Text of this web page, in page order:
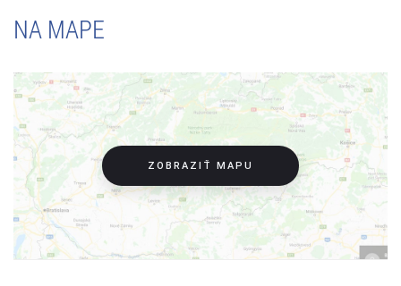
v sále. Mnohé z nich z predchádzajúceho
a odhodlaním vytvoriť neopakovateľný zážitok z tohto predstavenia.
Všetky protagonistky tejto inscenácie sú originálne a nezameniteľné
osobnosti. Ženy s veľkým srdcom!
Divadelný menopauzový ošiaľ pohltí každého. A predovšetkým toho,
kto to najmenej čaká. Tešíme sa na vás!
hrajú: Zuzana Tlučková / Dagmar Sanitrová, Gizela Oňová / Ľudmila
Lukačíková, Jana Valocká / Katarína Brychtová / Daniela Kuffelová,
Zuzana Vačková / Jeanette Švoňavská
NA MAPE
ZOBRAZIŤ MAPU